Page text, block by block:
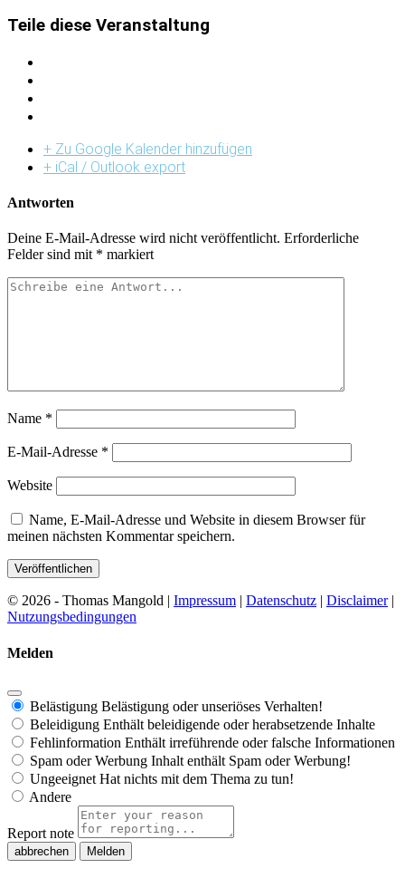
Teile diese Veranstaltung
+ Zu Google Kalender hinzufügen
+ iCal / Outlook export
Antworten
Deine E-Mail-Adresse wird nicht veröffentlicht. Erforderliche
Felder sind mit * markiert
Name *
E-Mail-Adresse *
Website
Name, E-Mail-Adresse und Website in diesem Browser für
meinen nächsten Kommentar speichern.
© 2026 - Thomas Mangold | Impressum | Datenschutz | Disclaimer|
Nutzungsbedingungen
Melden
Belästigung Belästigung oder unseriöses Verhalten!
Beleidigung Enthält beleidigende oder herabsetzende Inhalte
Fehlinformation Enthält irreführende oder falsche Informationen
Spam oder Werbung Inhalt enthält Spam oder Werbung!
Ungeeignet Hat nichts mit dem Thema zu tun!
Andere
Report note
Melden